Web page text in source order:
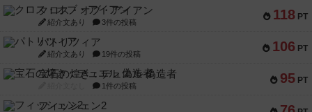
118 PT
クロス・オブ・アイアン
紹介文あり 3件の投稿
106 PT
パトリツィア
紹介文あり 19件の投稿
95 PT
宝石の煌き：デュエル 偽造者
1件の投稿
フィッシェン2